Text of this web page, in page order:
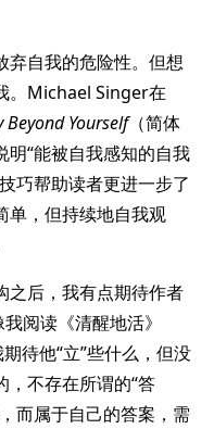
弃自我的危险性。但想
。Michael Singer在
Beyond Yourself（简体
“能被自我感知的自我
巧帮助读者更进一步了
单，但持续地自我观
之后，我有点期待作者
阅读《清醒地活》
待他“立”些什么，但没
，不存在所谓的“答
而属于自己的答案，需